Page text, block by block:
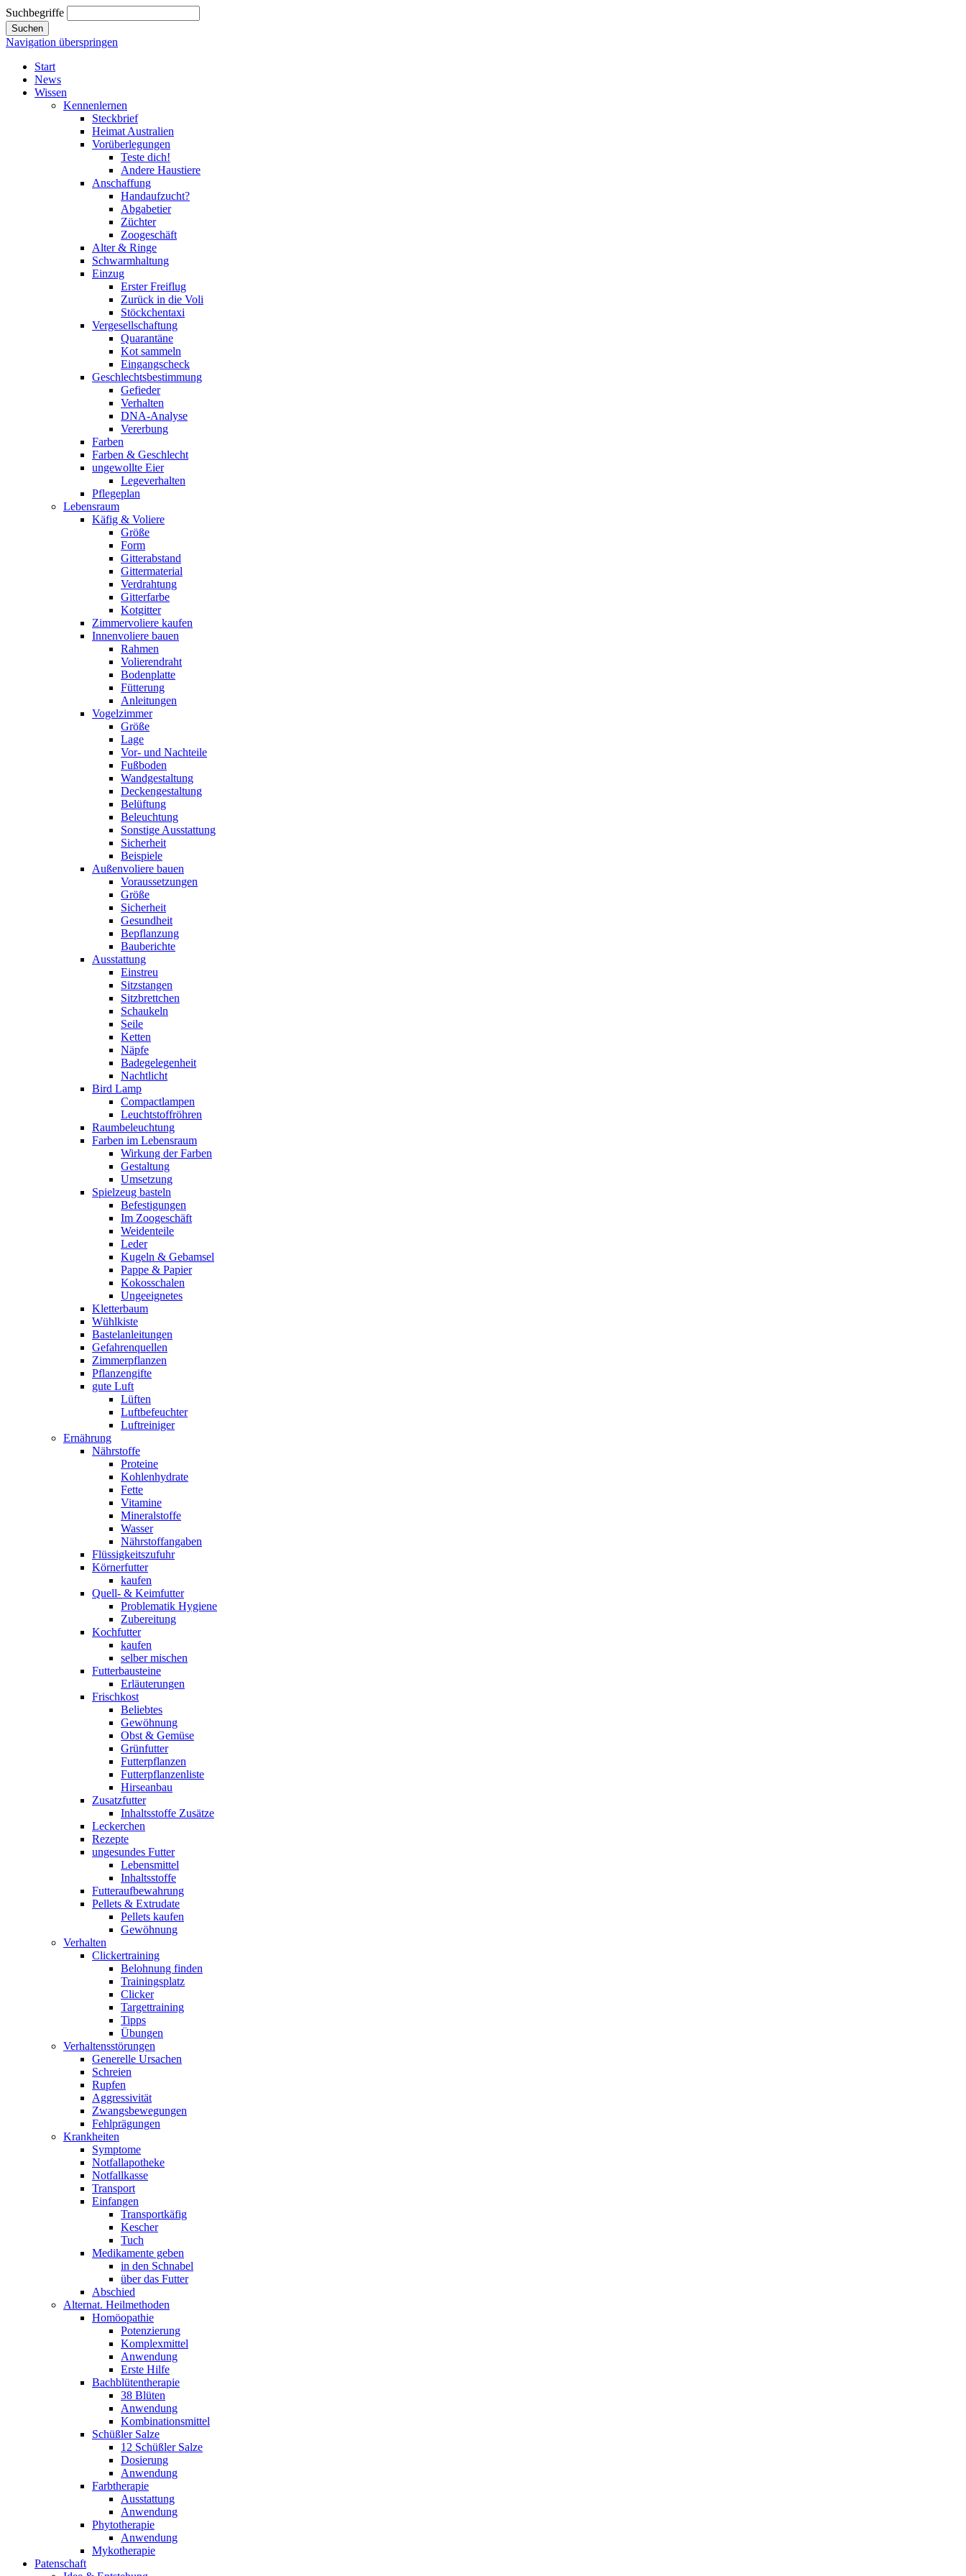
Suchbegriffe
Suchen
Navigation überspringen
Start
News
Wissen
Kennenlernen
Steckbrief
Heimat Australien
Vorüberlegungen
Teste dich!
Andere Haustiere
Anschaffung
Handaufzucht?
Abgabetier
Züchter
Zoogeschäft
Alter & Ringe
Schwarmhaltung
Einzug
Erster Freiflug
Zurück in die Voli
Stöckchentaxi
Vergesellschaftung
Quarantäne
Kot sammeln
Eingangscheck
Geschlechtsbestimmung
Gefieder
Verhalten
DNA-Analyse
Vererbung
Farben
Farben & Geschlecht
ungewollte Eier
Legeverhalten
Pflegeplan
Lebensraum
Käfig & Voliere
Größe
Form
Gitterabstand
Gittermaterial
Verdrahtung
Gitterfarbe
Kotgitter
Zimmervoliere kaufen
Innenvoliere bauen
Rahmen
Volierendraht
Bodenplatte
Fütterung
Anleitungen
Vogelzimmer
Größe
Lage
Vor- und Nachteile
Fußboden
Wandgestaltung
Deckengestaltung
Belüftung
Beleuchtung
Sonstige Ausstattung
Sicherheit
Beispiele
Außenvoliere bauen
Voraussetzungen
Größe
Sicherheit
Gesundheit
Bepflanzung
Bauberichte
Ausstattung
Einstreu
Sitzstangen
Sitzbrettchen
Schaukeln
Seile
Ketten
Näpfe
Badegelegenheit
Nachtlicht
Bird Lamp
Compactlampen
Leuchtstoffröhren
Raumbeleuchtung
Farben im Lebensraum
Wirkung der Farben
Gestaltung
Umsetzung
Spielzeug basteln
Befestigungen
Im Zoogeschäft
Weidenteile
Leder
Kugeln & Gebamsel
Pappe & Papier
Kokosschalen
Ungeeignetes
Kletterbaum
Wühlkiste
Bastelanleitungen
Gefahrenquellen
Zimmerpflanzen
Pflanzengifte
gute Luft
Lüften
Luftbefeuchter
Luftreiniger
Ernährung
Nährstoffe
Proteine
Kohlenhydrate
Fette
Vitamine
Mineralstoffe
Wasser
Nährstoffangaben
Flüssigkeitszufuhr
Körnerfutter
kaufen
Quell- & Keimfutter
Problematik Hygiene
Zubereitung
Kochfutter
kaufen
selber mischen
Futterbausteine
Erläuterungen
Frischkost
Beliebtes
Gewöhnung
Obst & Gemüse
Grünfutter
Futterpflanzen
Futterpflanzenliste
Hirseanbau
Zusatzfutter
Inhaltsstoffe Zusätze
Leckerchen
Rezepte
ungesundes Futter
Lebensmittel
Inhaltsstoffe
Futteraufbewahrung
Pellets & Extrudate
Pellets kaufen
Gewöhnung
Verhalten
Clickertraining
Belohnung finden
Trainingsplatz
Clicker
Targettraining
Tipps
Übungen
Verhaltensstörungen
Generelle Ursachen
Schreien
Rupfen
Aggressivität
Zwangsbewegungen
Fehlprägungen
Krankheiten
Symptome
Notfallapotheke
Notfallkasse
Transport
Einfangen
Transportkäfig
Kescher
Tuch
Medikamente geben
in den Schnabel
über das Futter
Abschied
Alternat. Heilmethoden
Homöopathie
Potenzierung
Komplexmittel
Anwendung
Erste Hilfe
Bachblütentherapie
38 Blüten
Anwendung
Kombinationsmittel
Schüßler Salze
12 Schüßler Salze
Dosierung
Anwendung
Farbtherapie
Ausstattung
Anwendung
Phytotherapie
Anwendung
Mykotherapie
Patenschaft